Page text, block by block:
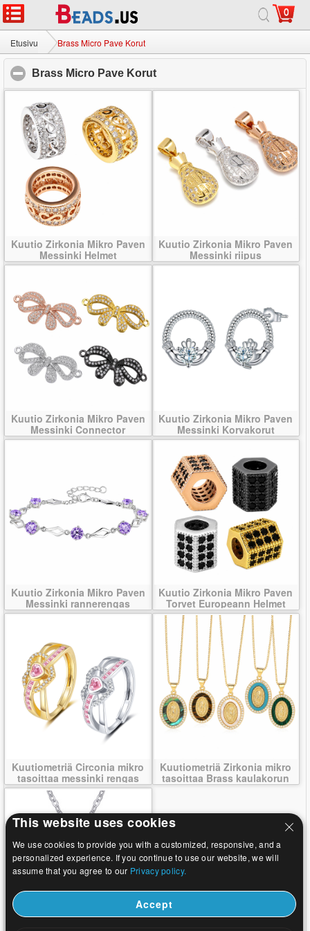
0
Etusivu Brass Micro Pave Korut
Brass Micro Pave Korut
Kuutio Zirkonia Mikro Paven
Messinki Helmet
Kuutio Zirkonia Mikro Paven
Messinki riipus
Kuutio Zirkonia Mikro Paven
Messinki Connector
Kuutio Zirkonia Mikro Paven
Messinki Korvakorut
Kuutio Zirkonia Mikro Paven
Messinki rannerengas
Kuutio Zirkonia Mikro Paven
Torvet Europeann Helmet
Kuutiometriä Circonia mikro
tasoittaa messinki rengas
Kuutiometriä Zirkonia mikro
tasoittaa Brass kaulakorun
Etusivu|noin|Ota meihin yhteyttä
© 2026 Linnunrata Korut Ltd. Kaikki oikeudet pidätetään.
This website uses cookies
We use cookies to provide you with a customized, responsive, and a
personalized experience. If you continue to use our website, we will
assume that you agree to our Privacy policy.
Accept